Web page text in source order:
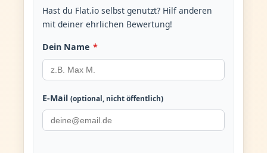
Hast du Flat.io selbst genutzt? Hilf anderen
mit deiner ehrlichen Bewertung!
Dein Name *
E-Mail (optional, nicht öffentlich)